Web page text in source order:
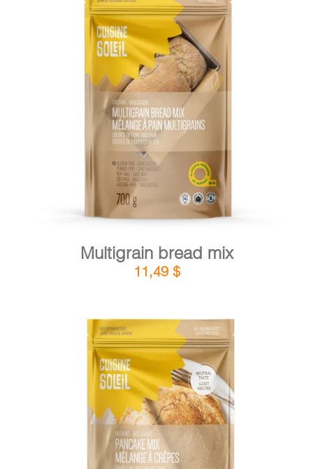
ADD TO CART / DETAILS
Multigrain bread mix
11,49 $
ADD TO CART